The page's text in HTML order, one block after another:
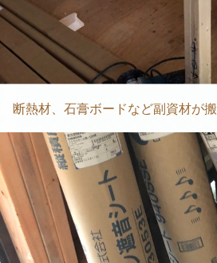
断熱材、石膏ボードなど副資材が搬